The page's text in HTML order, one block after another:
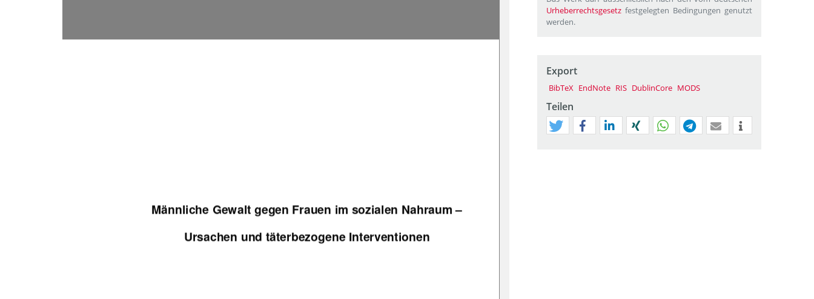
Männliche Gewalt gegen Frauen im sozialen Nahraum –
Ursachen und täterbezogene Interventionen
Urheberrechtsgesetz festgelegten Bedingungen genutzt
werden.
Export
BibTeX EndNote RIS DublinCore MODS
Teilen